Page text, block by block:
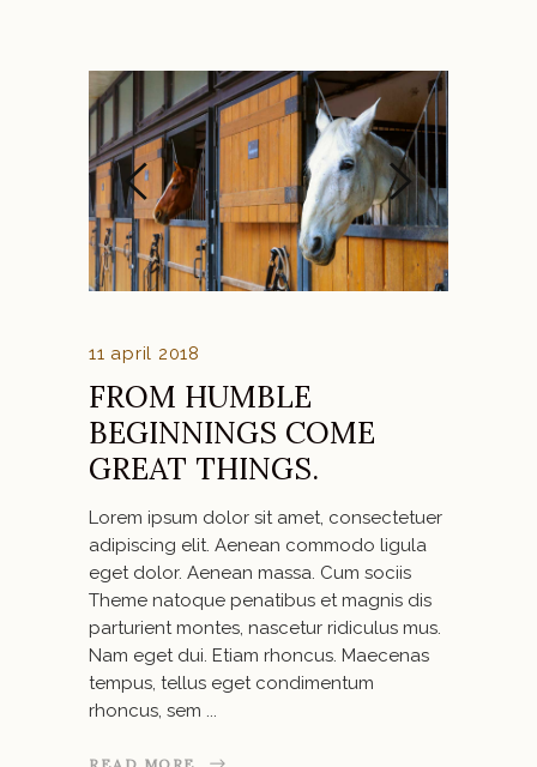
11 april 2018
FROM HUMBLE
BEGINNINGS COME
GREAT THINGS.
Lorem ipsum dolor sit amet, consectetuer
adipiscing elit. Aenean commodo ligula
eget dolor. Aenean massa. Cum sociis
Theme natoque penatibus et magnis dis
parturient montes, nascetur ridiculus mus.
Nam eget dui. Etiam rhoncus. Maecenas
tempus, tellus eget condimentum
rhoncus, sem